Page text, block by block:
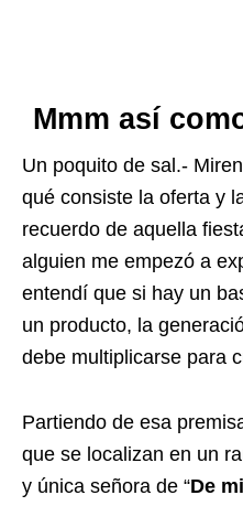
Mmm así
Un poquito de sal.-
qué consiste la oferta y
recuerdo de aquella
alguien me empezó a
entendí que si hay un
un producto, la
debe multiplicarse para
Partiendo de esa
que se localizan en un
y única señora de “De